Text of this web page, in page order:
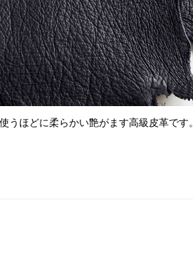
ほどに柔らかい艶がます高級皮革です。